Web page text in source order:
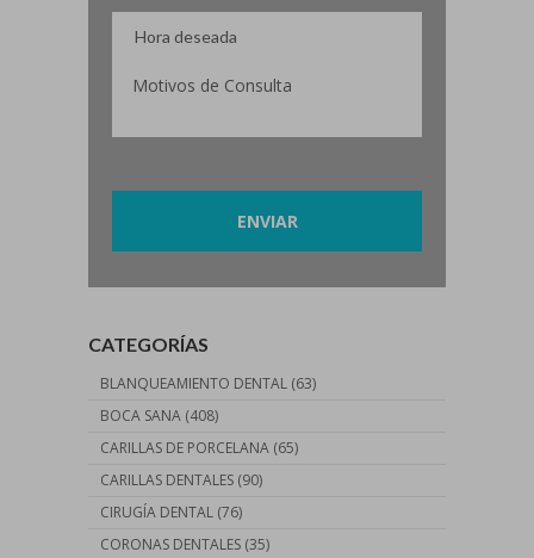
CATEGORÍAS
BLANQUEAMIENTO DENTAL (63)
BOCA SANA (408)
CARILLAS DE PORCELANA (65)
CARILLAS DENTALES (90)
CIRUGÍA DENTAL (76)
CORONAS DENTALES (35)